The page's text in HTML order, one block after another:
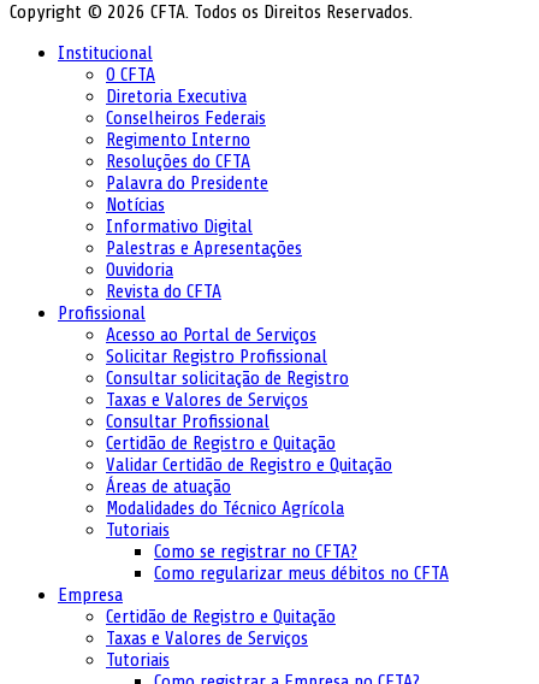
Copyright © 2026 CFTA. Todos os Direitos Reservados.
Institucional
O CFTA
Diretoria Executiva
Conselheiros Federais
Regimento Interno
Resoluções do CFTA
Palavra do Presidente
Notícias
Informativo Digital
Palestras e Apresentações
Ouvidoria
Revista do CFTA
Profissional
Acesso ao Portal de Serviços
Solicitar Registro Profissional
Consultar solicitação de Registro
Taxas e Valores de Serviços
Consultar Profissional
Certidão de Registro e Quitação
Validar Certidão de Registro e Quitação
Áreas de atuação
Modalidades do Técnico Agrícola
Tutoriais
Como se registrar no CFTA?
Como regularizar meus débitos no CFTA
Empresa
Certidão de Registro e Quitação
Taxas e Valores de Serviços
Tutoriais